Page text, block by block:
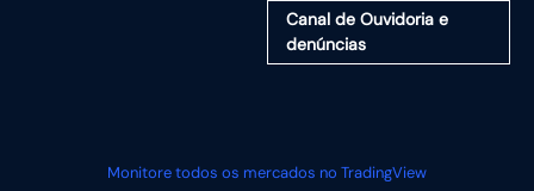
Canal de Ouvidoria e
denúncias
Monitore todos os mercados no TradingView